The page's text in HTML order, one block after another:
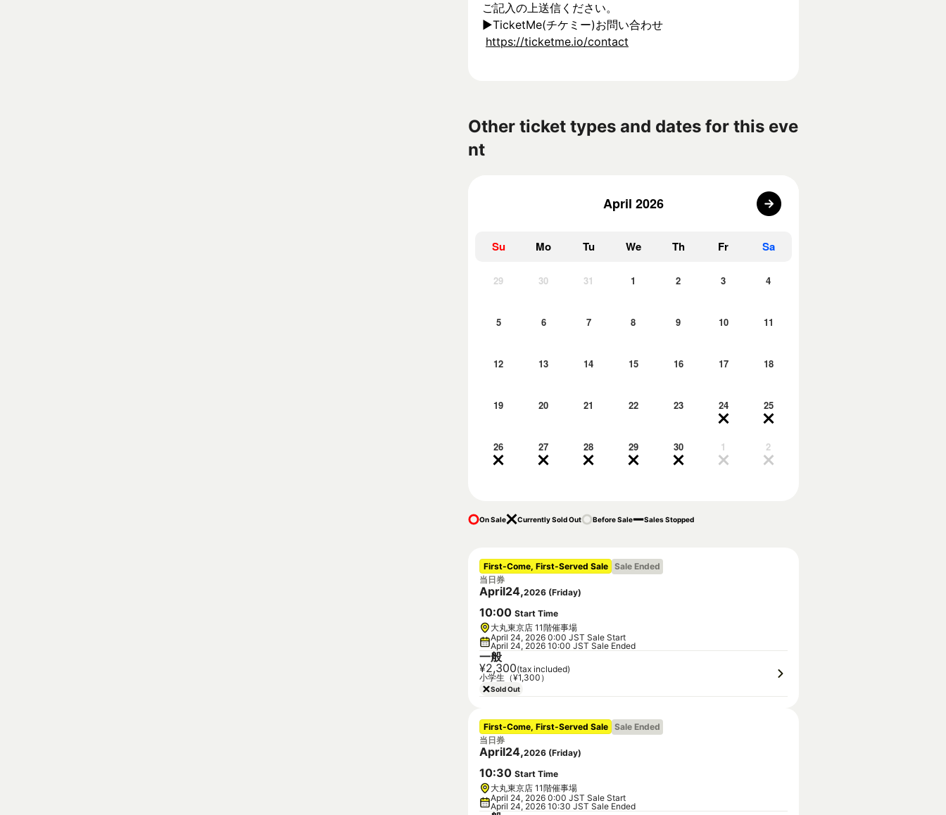
ご記入の上送信ください。
▶︎TicketMe(チケミー)お問い合わせ
https://ticketme.io/contact
Other ticket types and dates for this eve
nt
April 2026
Su Mo Tu We Th Fr Sa
29 30 31 1 2 3 4
5 6 7 8 9 10 11
12 13 14 15 16 17 18
19 20 21 22 23 24 25
26 27 28 29 30 1 2
On Sale Currently Sold Out Before Sale Sales Stopped
First-Come, First-Served Sale Sale Ended
当日券
April24,2026 (Friday)
10:00 Start Time
大丸東京店 11階催事場
April 24, 2026 0:00 JST Sale Start
April 24, 2026 10:00 JST Sale Ended
一般
¥2,300(tax included)
小学生（¥1,300）
Sold Out
First-Come, First-Served Sale Sale Ended
当日券
April24,2026 (Friday)
10:30 Start Time
大丸東京店 11階催事場
April 24, 2026 0:00 JST Sale Start
April 24, 2026 10:30 JST Sale Ended